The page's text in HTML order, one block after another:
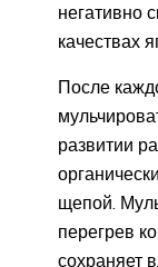
негативно
качествах
После
развитии
щепой.
перегрев
сохраняет